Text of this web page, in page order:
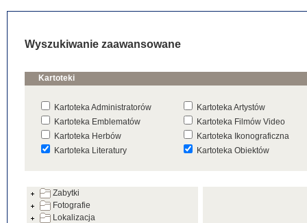
Wyszukiwanie zaawansowane
Kartoteki
Kartoteka Administratorów
Kartoteka Artystów
Kartoteka Emblematów
Kartoteka Filmów Video
Kartoteka Herbów
Kartoteka Ikonograficzna
Kartoteka Literatury
Kartoteka Obiektów
Kartoteka Warsztatów
Kartoteka Zabytków
Zabytki
Fotografie
Lokalizacja